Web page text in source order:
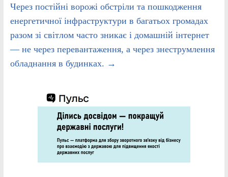
Через постійні ворожі обстріли та пошкодження
енергетичної інфраструктури в багатьох громадах
разом зі світлом часто зникає і домашній інтернет
— не через перевантаження, а через знеструмлення
обладнання в будинках. →